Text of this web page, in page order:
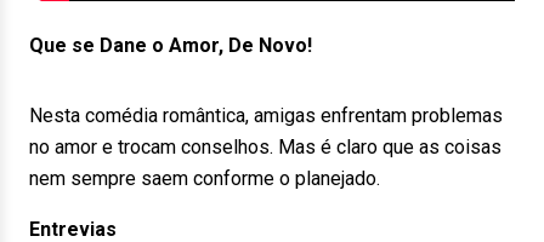
Que se Dane o Amor, De Novo!
Nesta comédia romântica, amigas enfrentam problemas
no amor e trocam conselhos. Mas é claro que as coisas
nem sempre saem conforme o planejado.
Entrevias